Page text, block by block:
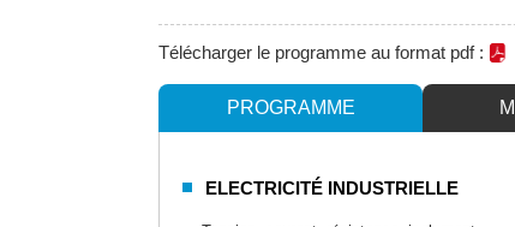
Télécharger le programme au format pdf :
PROGRAMME
ELECTRICITÉ INDUSTRIELLE